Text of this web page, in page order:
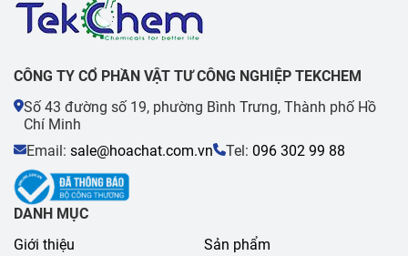
CÔNG TY CỔ PHẦN VẬT TƯ CÔNG NGHIỆP TEKCHEM
Số 43 đường số 19, phường Bình Trưng, Thành phố Hồ
Chí Minh
Email: sale@hoachat.com.vn Tel: 096 302 99 88
DANH MỤC
Giới thiệu
Sản phẩm